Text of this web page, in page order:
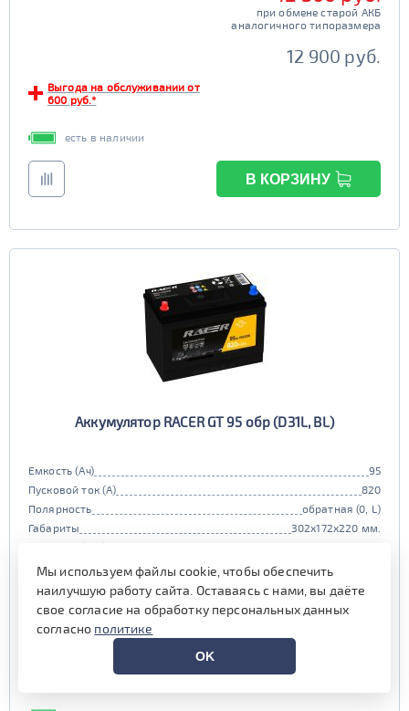
при обмене старой АКБ
аналогичного типоразмера
12 900 руб.
Выгода на обслуживании от
600 руб.*
есть в наличии
В КОРЗИНУ
Аккумулятор RACER GT 95 обр (D31L, BL)
Емкость (Ач)
95
Пусковой ток (А)
820
Полярность
обратная (0, L)
Габариты
302x172x220 мм.
Гарантия (мес)
i Цена: 9 240 руб.
при обмене старой АКБ
Выгода на обслуживании от
Мы используем файлы cookie, чтобы обеспечить
наилучшую работу сайта. Оставаясь с нами, вы даёте
свое согласие на обработку персональных данных
согласно политике
OK